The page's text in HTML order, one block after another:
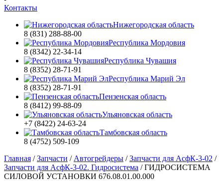
Контакты
Нижегородская область
8 (831) 288-88-00
Республика Мордовия
8 (8342) 22-34-14
Республика Чувашия
8 (8352) 28-71-91
Республика Марий Эл
8 (8352) 28-71-91
Пензенская область
8 (8412) 99-88-09
Ульяновская область
+7 (8422) 24-63-24
Тамбовская область
8 (4752) 509-109
Главная /Запчасти / Автогрейдеры /Запчасти для АсфК-3-02 /
Запчасти для АсфК-3-02. Гидросистема /ГИДРОСИСТЕМА
СИЛОВОЙ УСТАНОВКИ 676.08.01.00.000